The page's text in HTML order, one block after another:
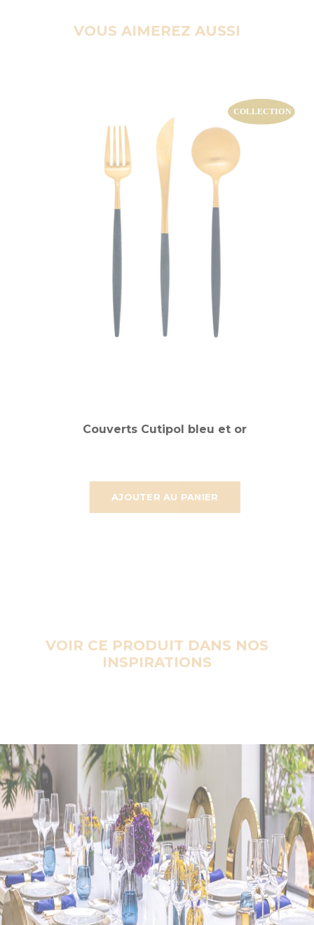
VOUS AIMEREZ AUSSI
AJOUTER AU PANIER
Couverts Cutipol bleu et or
VOIR CE PRODUIT DANS NOS
INSPIRATIONS